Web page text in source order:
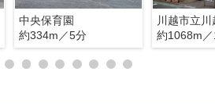
中央保育園
約334m／5分
川越市立
約1068m